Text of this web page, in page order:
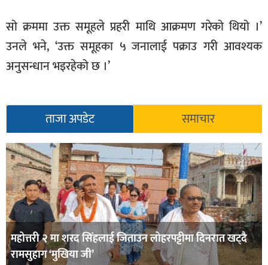
सो क्रममा उक्त समूहले प्रहरी माथि आक्रमण गरेको थियो ।’
उनले भने, ‘उक्त समूहका ५ जनालाई पक्राउ गरी आवश्यक
अनुसन्धान भइरहेको छ ।’
ताजा अपडेट समाचार
महोत्तरी २ मा शरद सिंहलाई जिताउन लोहरपट्टीमा दिनरात खट्दै
रामसुहाग ‘मुखिया जी’